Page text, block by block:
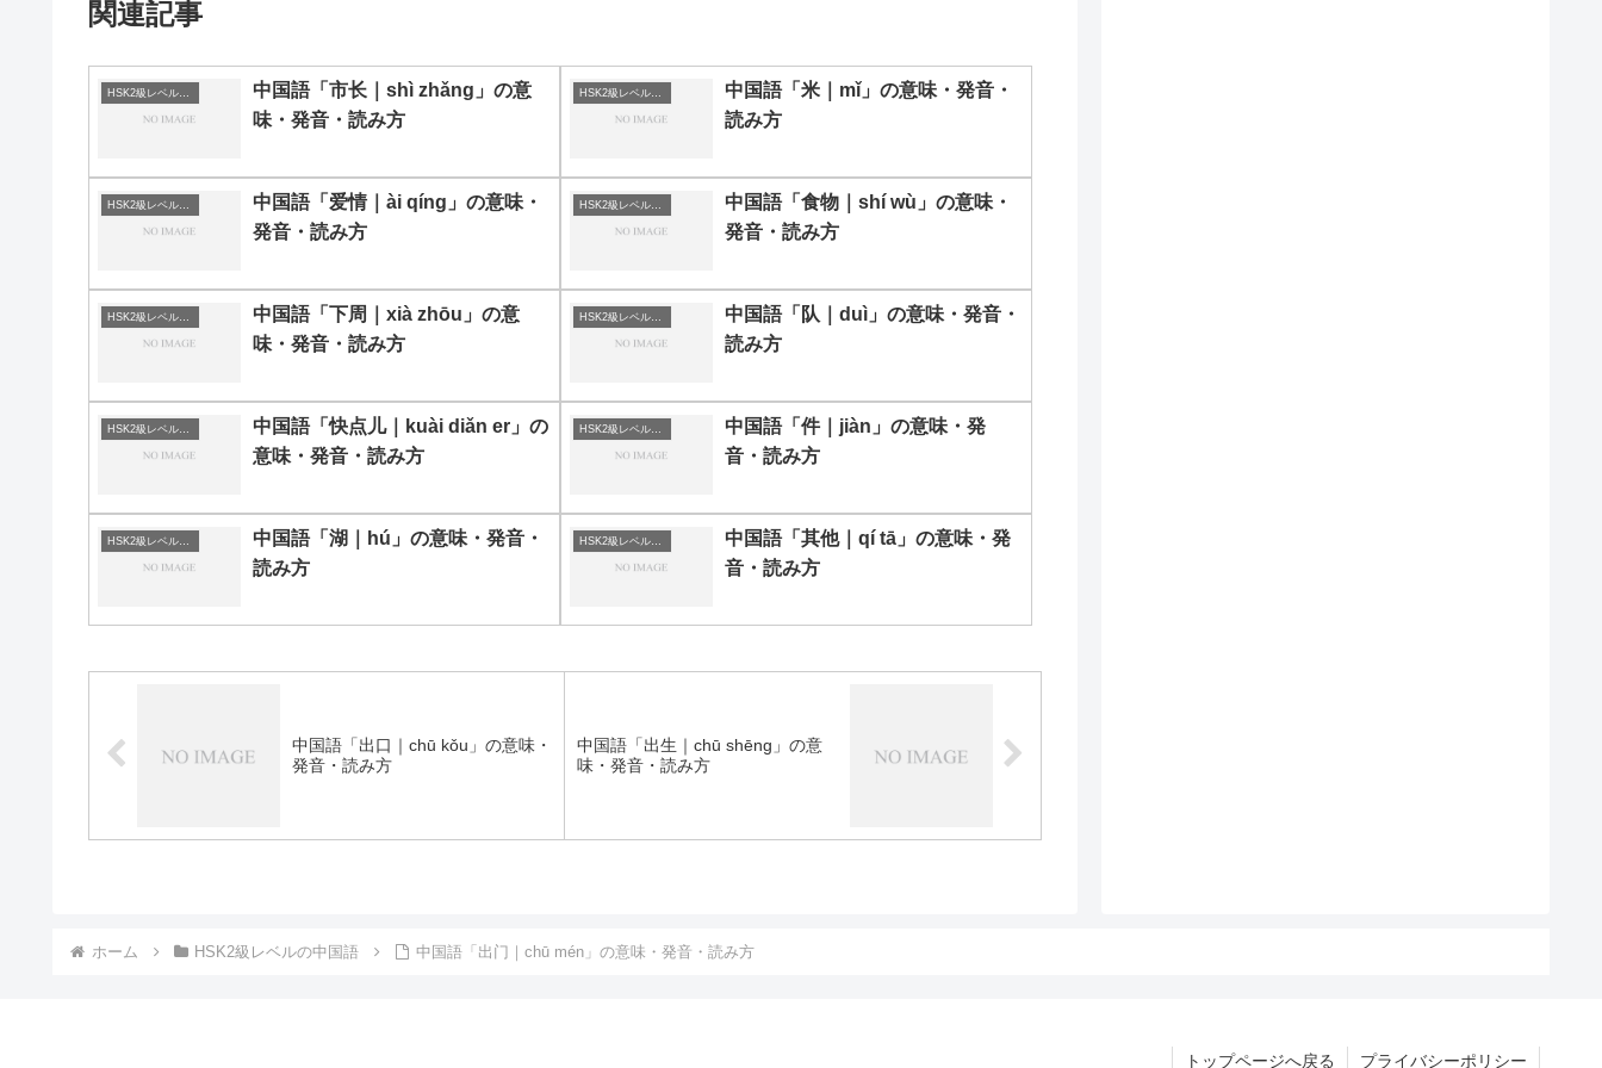
関連記事
中国語「市长｜shì zhǎng」の意
味・発音・読み方
中国語「米｜mǐ」の意味・発音・
読み方
中国語「爱情｜ài qíng」の意味・
発音・読み方
中国語「食物｜shí wù」の意味・
発音・読み方
中国語「下周｜xià zhōu」の意
味・発音・読み方
中国語「队｜duì」の意味・発音・
読み方
中国語「快点儿｜kuài diǎn er」の
意味・発音・読み方
中国語「件｜jiàn」の意味・発
音・読み方
中国語「湖｜hú」の意味・発音・
読み方
中国語「其他｜qí tā」の意味・発
音・読み方
中国語「出口｜chū kǒu」の意味・
発音・読み方
中国語「出生｜chū shēng」の意
味・発音・読み方
ホーム HSK2級レベルの中国語 中国語「出门｜chū mén」の意味・発音・読み方
トップページへ戻る プライバシーポリシー